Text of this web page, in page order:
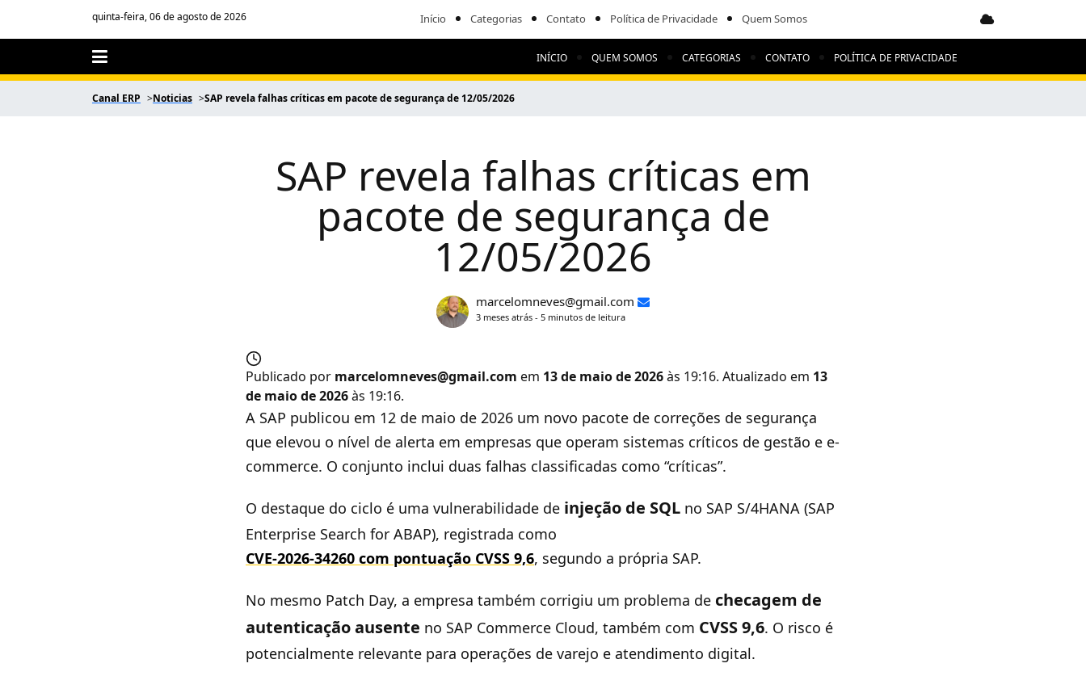
quinta-feira, 06 de agosto de 2026 Início Categorias Contato Política de Privacidade Quem Somos
INÍCIO QUEM SOMOS CATEGORIAS CONTATO POLÍTICA DE PRIVACIDADE
Canal ERP Noticias SAP revela falhas críticas em pacote de segurança de 12/05/2026
SAP revela falhas críticas em
pacote de segurança de
12/05/2026
marcelomneves@gmail.com
3 meses atrás - 5 minutos de leitura
Publicado por marcelomneves@gmail.com em 13 de maio de 2026às 19:16. Atualizado em 13
de maio de 2026às 19:16.
A SAP publicou em 12 de maio de 2026 um novo pacote de correções de segurança
que elevou o nível de alerta em empresas que operam sistemas críticos de gestão e e-
commerce. O conjunto inclui duas falhas classificadas como “críticas”.
O destaque do ciclo é uma vulnerabilidade de injeção de SQL no SAP S/4HANA (SAP
Enterprise Search for ABAP), registrada como
CVE-2026-34260 com pontuação CVSS 9,6, segundo a própria SAP.
No mesmo Patch Day, a empresa também corrigiu um problema de checagem de
autenticação ausente no SAP Commerce Cloud, também com CVSS 9,6. O risco é
potencialmente relevante para operações de varejo e atendimento digital.